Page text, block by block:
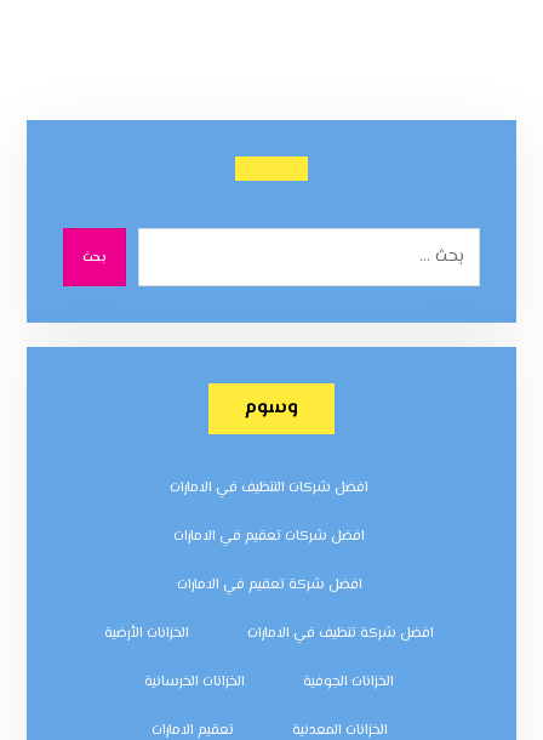
بحث
وسوم
افضل شركات التنظيف في الامارات
افضل شركات تعقيم في الامارات
افضل شركة تعقيم في الامارات
افضل شركة تنظيف في الامارات الخزانات الأرضية
الخزانات الجوفية الخزانات الخرسانية
الخزانات المعدنية تعقيم الامارات